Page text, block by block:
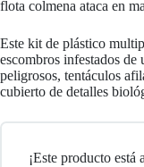
flota colmena ataca en
Este kit de plástico
escombros infestados
peligrosos, tentáculos
cubierto de detalles
¡Este producto está